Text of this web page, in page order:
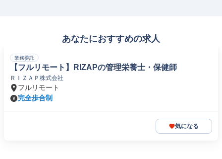
あなたにおすすめの求人
業務委託
【フルリモート】RIZAPの管理栄養士・保健師
ＲＩＺＡＰ株式会社
フルリモート
完全歩合制
気になる